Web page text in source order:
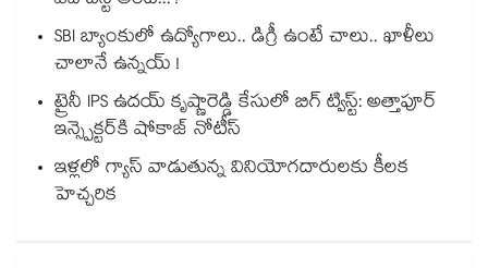
SBI బ్యాంకులో ఉద్యోగాలు.. డిగ్రీ ఉంటే చాలు.. ఖాళీలు
చాలానే ఉన్నయ్ !
ట్రైనీ IPS ఉదయ్ కృష్ణారెడ్డి కేసులో బిగ్ ట్విస్ట్: అత్తాపూర్
ఇన్స్పెక్టర్‎కి షోకాజ్ నోటీస్
ఇళ్లలో గ్యాస్ వాడుతున్న వినియోగదారులకు కీలక
హెచ్చరిక